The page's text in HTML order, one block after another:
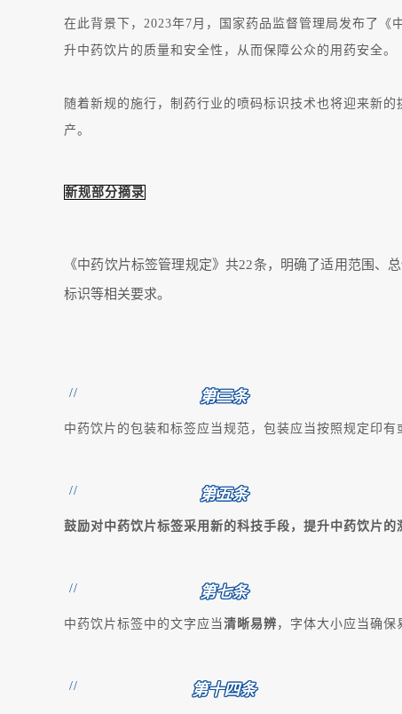
在此背景下，2023年7月，国家药品监督管理局发布了
升中药饮片的质量和安全性，从而保障公众的用药安全。
随着新规的施行，制药行业的喷码标识技术也将迎来新
产。
新规部分摘录
《中药饮片标签管理规定》共22条，明确了适用范围
标识等相关要求。
// 第三条
中药饮片的包装和标签应当规范，包装应当按照规定印
// 第五条
鼓励对中药饮片标签采用新的科技手段，提升中药饮片的
// 第七条
中药饮片标签中的文字应当清晰易辨 ，字体大小应当确保
// 第十四条